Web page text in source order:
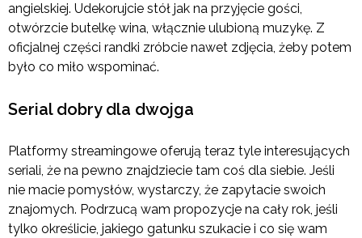
angielskiej. Udekorujcie stół jak na przyjęcie gości,
otwórzcie butelkę wina, włącznie ulubioną muzykę. Z
oficjalnej części randki zróbcie nawet zdjęcia, żeby potem
było co miło wspominać.
Serial dobry dla dwojga
Platformy streamingowe oferują teraz tyle interesujących
seriali, że na pewno znajdziecie tam coś dla siebie. Jeśli
nie macie pomysłów, wystarczy, że zapytacie swoich
znajomych. Podrzucą wam propozycje na cały rok, jeśli
tylko określicie, jakiego gatunku szukacie i co się wam